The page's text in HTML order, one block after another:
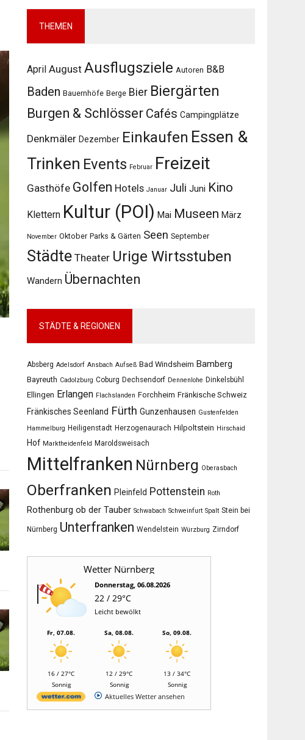
THEMEN
April August Ausflugsziele Autoren B&B
Baden Bauernhöfe Berge Bier Biergärten
Burgen & Schlösser Cafés Campingplätze
Denkmäler Dezember Einkaufen Essen &
Trinken Events Februar Freizeit
Gasthöfe Golfen Hotels Januar Juli Juni Kino
Klettern Kultur (POI) Mai Museen März
November Oktober Parks & Gärten Seen September
Städte Theater Urige Wirtsstuben
Wandern Übernachten
STÄDTE & REGIONEN
Absberg Adelsdorf Ansbach Aufseß Bad Windsheim Bamberg
Bayreuth Cadolzburg Coburg Dechsendorf Dennenlohe Dinkelsbühl
Ellingen Erlangen Flachslanden Forchheim Fränkische Schweiz
Fränkisches Seenland Fürth Gunzenhausen Gustenfelden
Hammelburg Heiligenstadt Herzogenaurach Hilpoltstein Hirschaid
Hof Marktheidenfeld Maroldsweisach
Mittelfranken Nürnberg Oberasbach
Oberfranken Pleinfeld Pottenstein Roth
Rothenburg ob der Tauber Schwabach Schweinfurt Spalt Stein bei
Nürnberg Unterfranken Wendelstein Würzburg Zirndorf
Wetter Nürnberg
Donnerstag, 06.08.2026
22 / 29°C
Leicht bewölkt
Fr, 07.08.
16 / 27°C
Sonnig
Sa, 08.08.
12 / 29°C
Sonnig
So, 09.08.
13 / 34°C
Sonnig
Aktuelles Wetter ansehen